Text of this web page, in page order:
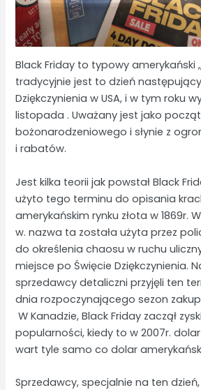
Black Friday to typowy amerykański
tradycyjnie jest to dzień
Dziękczynienia w USA, i w tym roku
listopada . Uważany jest jako
bożonarodzeniowego i słynie z
i rabatów.
Jest kilka teorii jak powstał Black
użyto tego terminu do opisania
amerykańskim rynku złota w 1869r.
w. nazwa ta została użyta przez
do określenia chaosu w ruchu
miejsce po Święcie Dziękczynienia.
sprzedawcy detaliczni przyjęli ten
dnia rozpoczynającego sezon
W Kanadzie, Black Friday zaczął
popularności, kiedy to w 2007r.
wart tyle samo co dolar
Sprzedawcy, specjalnie na ten